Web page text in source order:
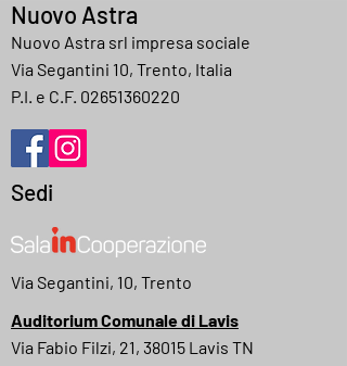
Nuovo Astra
Nuovo Astra srl impresa sociale
Via Segantini 10, Trento, Italia
P.I. e C.F. 02651360220
Sedi
Via Segantini, 10, Trento
Auditorium Comunale di Lavis
Via Fabio Filzi, 21, 38015 Lavis TN